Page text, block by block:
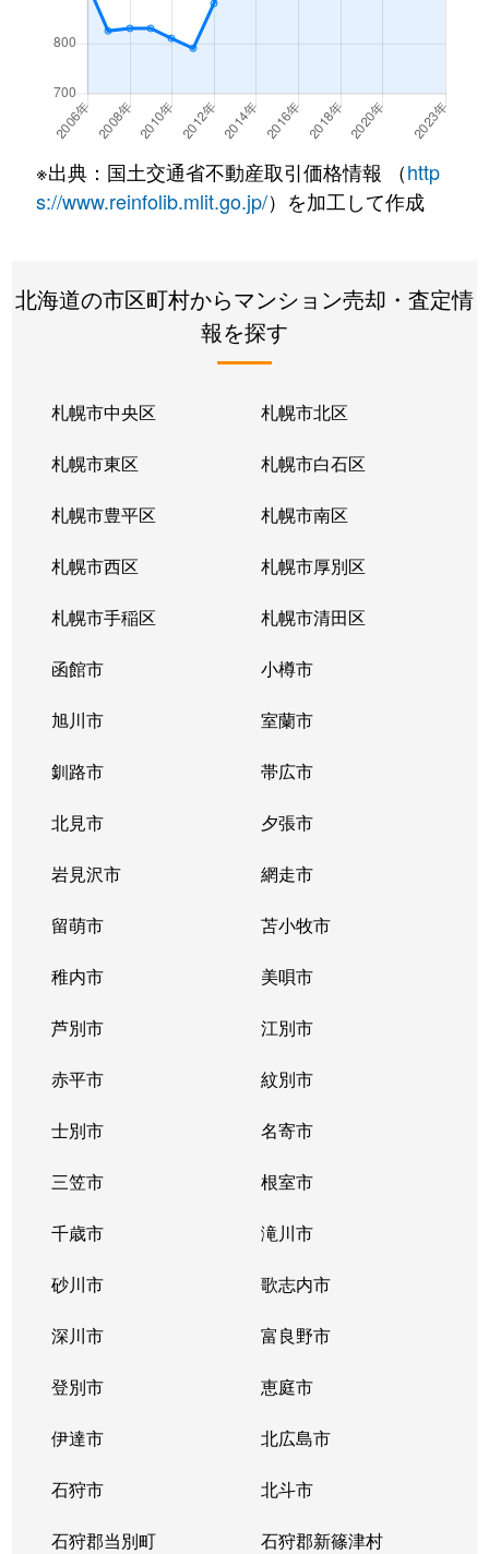
※出典：国土交通省不動産取引価格情報 （http
s://www.reinfolib.mlit.go.jp/）を加工して作成
北海道の市区町村からマンション売却・査定情
報を探す
札幌市中央区 札幌市北区
札幌市東区 札幌市白石区
札幌市豊平区 札幌市南区
札幌市西区 札幌市厚別区
札幌市手稲区 札幌市清田区
函館市 小樽市
旭川市 室蘭市
釧路市 帯広市
北見市 夕張市
岩見沢市 網走市
留萌市 苫小牧市
稚内市 美唄市
芦別市 江別市
赤平市 紋別市
士別市 名寄市
三笠市 根室市
千歳市 滝川市
砂川市 歌志内市
深川市 富良野市
登別市 恵庭市
伊達市 北広島市
石狩市 北斗市
石狩郡当別町 石狩郡新篠津村